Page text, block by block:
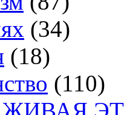
(34)
(18)
(110)